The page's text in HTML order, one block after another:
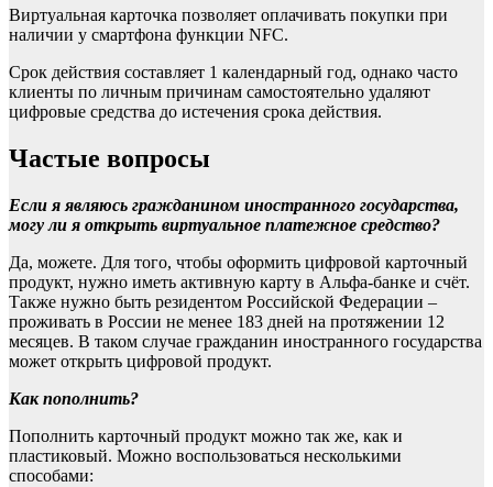
Виртуальная карточка позволяет оплачивать покупки при
наличии у смартфона функции NFC.
Срок действия составляет 1 календарный год, однако часто
клиенты по личным причинам самостоятельно удаляют
цифровые средства до истечения срока действия.
Частые вопросы
Если я являюсь гражданином иностранного государства,
могу ли я открыть виртуальное платежное средство?
Да, можете. Для того, чтобы оформить цифровой карточный
продукт, нужно иметь активную карту в Альфа-банке и счёт.
Также нужно быть резидентом Российской Федерации –
проживать в России не менее 183 дней на протяжении 12
месяцев. В таком случае гражданин иностранного государства
может открыть цифровой продукт.
Как пополнить?
Пополнить карточный продукт можно так же, как и
пластиковый. Можно воспользоваться несколькими
способами: